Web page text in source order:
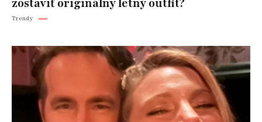
zostaviť originálny letný outfit?
Trendy